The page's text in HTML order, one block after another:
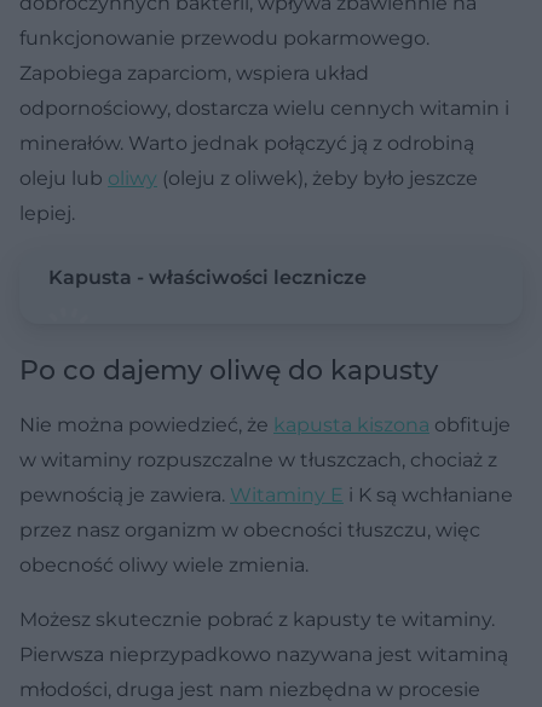
funkcjonowanie przewodu pokarmowego.
Zapobiega zaparciom, wspiera układ
odpornościowy, dostarcza wielu cennych witamin i
minerałów. Warto jednak połączyć ją z odrobiną
oleju lub oliwy (oleju z oliwek), żeby było jeszcze
lepiej.
Kapusta - właściwości lecznicze
Po co dajemy oliwę do kapusty
Nie można powiedzieć, że kapusta kiszona obfituje
w witaminy rozpuszczalne w tłuszczach, chociaż z
pewnością je zawiera. Witaminy E i K są wchłaniane
przez nasz organizm w obecności tłuszczu, więc
obecność oliwy wiele zmienia.
Możesz skutecznie pobrać z kapusty te witaminy.
Pierwsza nieprzypadkowo nazywana jest witaminą
młodości, druga jest nam niezbędna w procesie